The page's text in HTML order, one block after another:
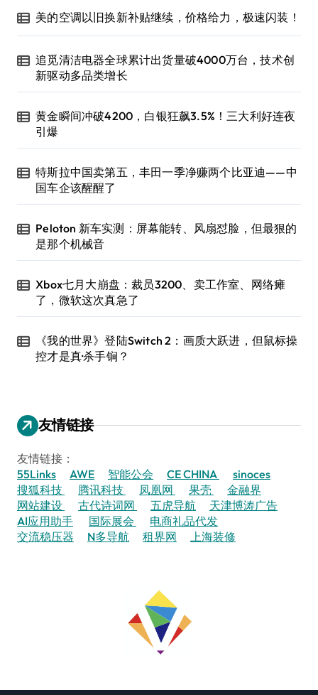
美的空调以旧换新补贴继续，价格给力，极速闪装！
追觅清洁电器全球累计出货量破4000万台，技术创
新驱动多品类增长
黄金瞬间冲破4200，白银狂飙3.5%！三大利好连夜
引爆
特斯拉中国卖第五，丰田一季净赚两个比亚迪——中
国车企该醒醒了
Peloton 新车实测：屏幕能转、风扇怼脸，但最狠的
是那个机械音
Xbox七月大崩盘：裁员3200、卖工作室、网络瘫
了，微软这次真急了
《我的世界》登陆Switch 2：画质大跃进，但鼠标操
控才是真·杀手锏？
友情链接
友情链接：
55Links
AWE 智能公会 CE CHINA
sinoces
搜狐科技
腾讯科技 凤凰网 果壳
金融界
网站建设
古代诗词网 五虎导航
天津博涛广告
AI应用助手
国际展会
电商礼品代发
交流稳压器
N多导航 租界网 上海装修